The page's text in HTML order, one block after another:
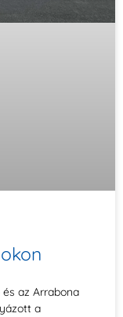
az Arrabona
a